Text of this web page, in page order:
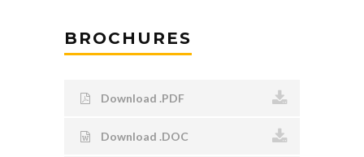
BROCHURES
Download .PDF
Download .DOC